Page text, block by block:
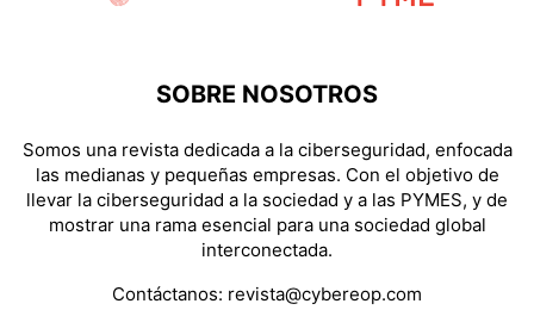
SOBRE NOSOTROS
Somos una revista dedicada a la ciberseguridad, enfocada
las medianas y pequeñas empresas. Con el objetivo de
llevar la ciberseguridad a la sociedad y a las PYMES, y de
mostrar una rama esencial para una sociedad global
interconectada.
Contáctanos: revista@cybereop.com